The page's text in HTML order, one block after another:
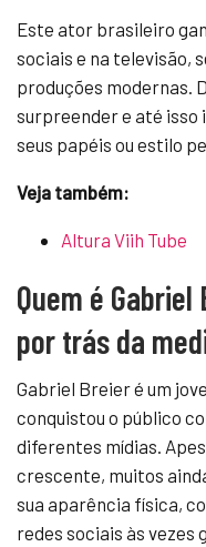
Este ator brasileiro
sociais e na televisão,
produções modernas.
surpreender e até
seus papéis ou estilo
Veja também:
Altura Viih Tube
Quem é
por trás da
Gabriel Breier é um
conquistou o público
diferentes mídias.
crescente, muitos
sua aparência física,
redes sociais às vezes